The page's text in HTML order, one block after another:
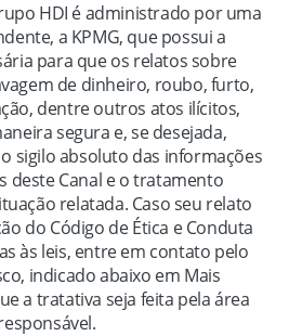
HDI é administrado por uma
a KPMG, que possui a
para que os relatos sobre
de dinheiro, roubo, furto,
dentre outros atos ilícitos,
segura e, se desejada,
sigilo absoluto das informações
deste Canal e o tratamento
relatada. Caso seu relato
do Código de Ética e Conduta
às leis, entre em contato pelo
indicado abaixo em Mais
a tratativa seja feita pela área